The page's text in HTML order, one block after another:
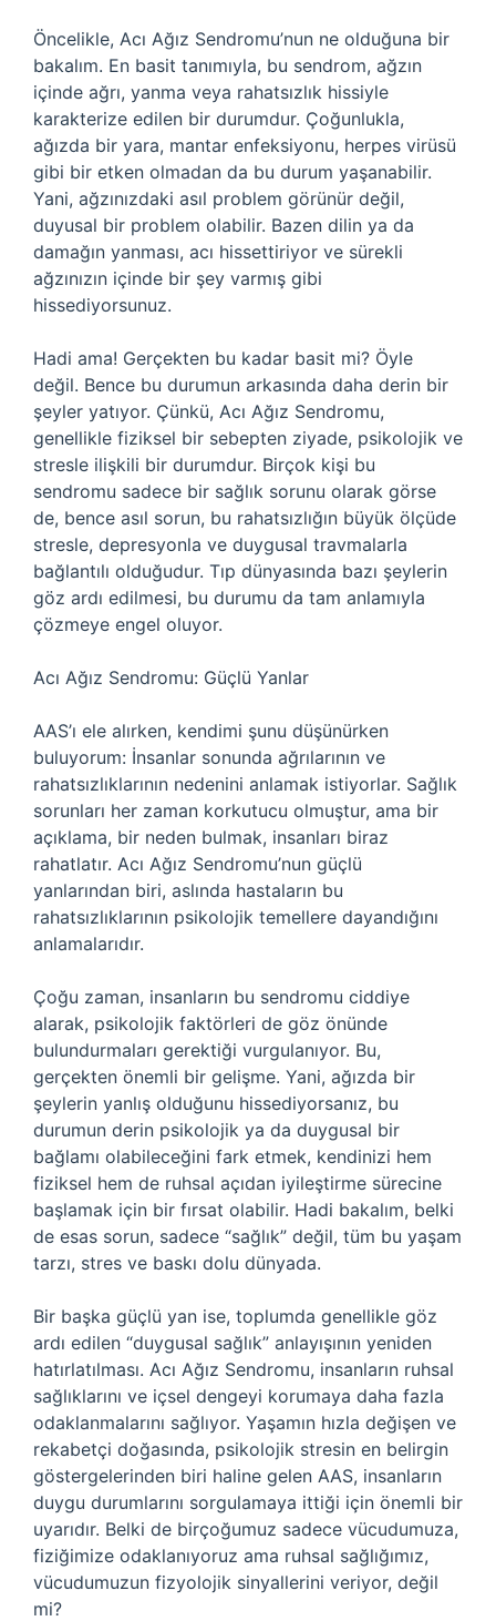
Öncelikle, Acı Ağız Sendromu’nun ne olduğuna bir
bakalım. En basit tanımıyla, bu sendrom, ağzın
içinde ağrı, yanma veya rahatsızlık hissiyle
karakterize edilen bir durumdur. Çoğunlukla,
ağızda bir yara, mantar enfeksiyonu, herpes virüsü
gibi bir etken olmadan da bu durum yaşanabilir.
Yani, ağzınızdaki asıl problem görünür değil,
duyusal bir problem olabilir. Bazen dilin ya da
damağın yanması, acı hissettiriyor ve sürekli
ağzınızın içinde bir şey varmış gibi
hissediyorsunuz.
Hadi ama! Gerçekten bu kadar basit mi? Öyle
değil. Bence bu durumun arkasında daha derin bir
şeyler yatıyor. Çünkü, Acı Ağız Sendromu,
genellikle fiziksel bir sebepten ziyade, psikolojik ve
stresle ilişkili bir durumdur. Birçok kişi bu
sendromu sadece bir sağlık sorunu olarak görse
de, bence asıl sorun, bu rahatsızlığın büyük ölçüde
stresle, depresyonla ve duygusal travmalarla
bağlantılı olduğudur. Tıp dünyasında bazı şeylerin
göz ardı edilmesi, bu durumu da tam anlamıyla
çözmeye engel oluyor.
Acı Ağız Sendromu: Güçlü Yanlar
AAS’ı ele alırken, kendimi şunu düşünürken
buluyorum: İnsanlar sonunda ağrılarının ve
rahatsızlıklarının nedenini anlamak istiyorlar. Sağlık
sorunları her zaman korkutucu olmuştur, ama bir
açıklama, bir neden bulmak, insanları biraz
rahatlatır. Acı Ağız Sendromu’nun güçlü
yanlarından biri, aslında hastaların bu
rahatsızlıklarının psikolojik temellere dayandığını
anlamalarıdır.
Çoğu zaman, insanların bu sendromu ciddiye
alarak, psikolojik faktörleri de göz önünde
bulundurmaları gerektiği vurgulanıyor. Bu,
gerçekten önemli bir gelişme. Yani, ağızda bir
şeylerin yanlış olduğunu hissediyorsanız, bu
durumun derin psikolojik ya da duygusal bir
bağlamı olabileceğini fark etmek, kendinizi hem
fiziksel hem de ruhsal açıdan iyileştirme sürecine
başlamak için bir fırsat olabilir. Hadi bakalım, belki
de esas sorun, sadece “sağlık” değil, tüm bu yaşam
tarzı, stres ve baskı dolu dünyada.
Bir başka güçlü yan ise, toplumda genellikle göz
ardı edilen “duygusal sağlık” anlayışının yeniden
hatırlatılması. Acı Ağız Sendromu, insanların ruhsal
sağlıklarını ve içsel dengeyi korumaya daha fazla
odaklanmalarını sağlıyor. Yaşamın hızla değişen ve
rekabetçi doğasında, psikolojik stresin en belirgin
göstergelerinden biri haline gelen AAS, insanların
duygu durumlarını sorgulamaya ittiği için önemli bir
uyarıdır. Belki de birçoğumuz sadece vücudumuza,
fiziğimize odaklanıyoruz ama ruhsal sağlığımız,
vücudumuzun fizyolojik sinyallerini veriyor, değil
mi?